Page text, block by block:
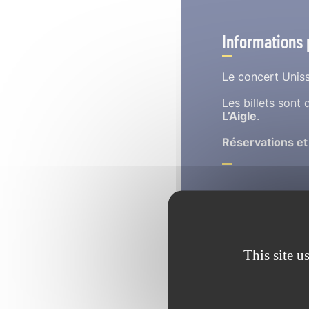
Informations
Le concert
Les billets sont
L’Aigle.
Réservations
La Musique des
militaires morts en
Au programme : un
militaires, pour une
This site